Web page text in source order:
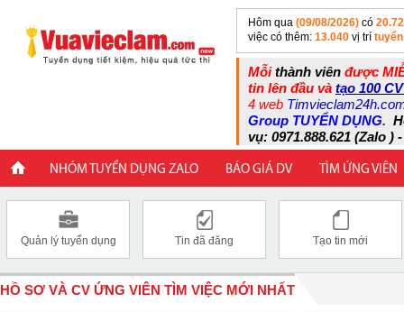
Hôm qua (09/08/2026) có
việc có thêm: 13.040 vị trí
Mỗithành viên được
tin lên đầu và tạo 100
4 web
Group TUYỂN DỤNG.
vụ: 0971.888.621 (Zalo )
NHÓM TUYỂN DỤNG ZALO BÁO GIÁ DV TÌM ỨNG VIÊN
Quản lý tuyển dụng Tin đã đăng Tạo tin mới
HỒ SƠ VÀ CV ỨNG VIÊN TÌM VIỆC MỚI NHẤT